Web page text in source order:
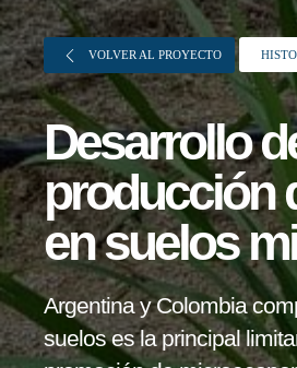
Sobre FONTAGRO
FONTAGRO es un mecanismo de
cooperación único que fomenta la
inversión en innovación en el sector
agroalimentario de América Latina y
VOLVER AL PROYECTO
Desarrollo
producción
en suelos
Argentina y Colombia
suelos es la principal